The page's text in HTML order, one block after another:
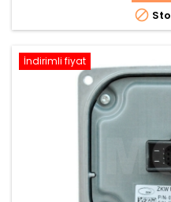

İndirimli fiyat